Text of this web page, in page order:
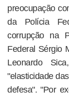
preocupação
da Polícia
corrupção na
Federal Sérgio
Leonardo
"elasticidade
defesa". "Por